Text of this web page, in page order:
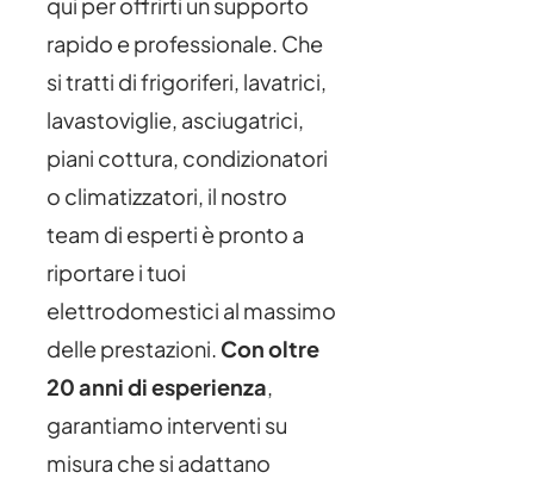
rapido e professionale. Che
si tratti di frigoriferi, lavatrici,
lavastoviglie, asciugatrici,
piani cottura, condizionatori
o climatizzatori, il nostro
team di esperti è pronto a
riportare i tuoi
elettrodomestici al massimo
delle prestazioni. Con oltre
20 anni di esperienza,
garantiamo interventi su
misura che si adattano